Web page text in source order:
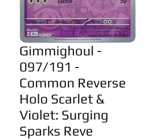
Gimmighoul -
097/191 -
Common Reverse
Holo Scarlet &
Violet: Surging
Sparks Reve